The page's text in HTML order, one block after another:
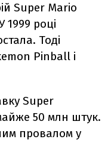
Super Mario
1999 році
Тоді
Pinball і
Super
50 млн штук.
провалом у